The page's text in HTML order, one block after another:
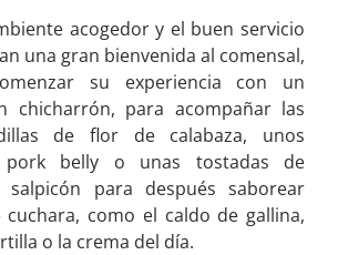
acogedor y el buen servicio
una gran bienvenida al comensal,
su experiencia con un
chicharrón, para acompañar las
de flor de calabaza, unos
pork belly o unas tostadas de
salpicón para después saborear
como el caldo de gallina,
o la crema del día.